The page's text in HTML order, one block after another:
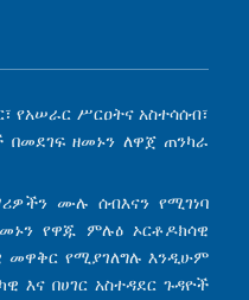
የአሠራር ሥርዐትና አስተሳሰብ፣
በመደገፍ ዘመኑን ለዋጀ ጠንካራ
ሙሉ ሰብእናን የሚገነባ
የዋጁ ምሉዕ ኦርቶዶክሳዊ
መዋቅር የሚያገለግሉ እንዲሁም
እና በሀገር አስተዳደር ጉዳዮች